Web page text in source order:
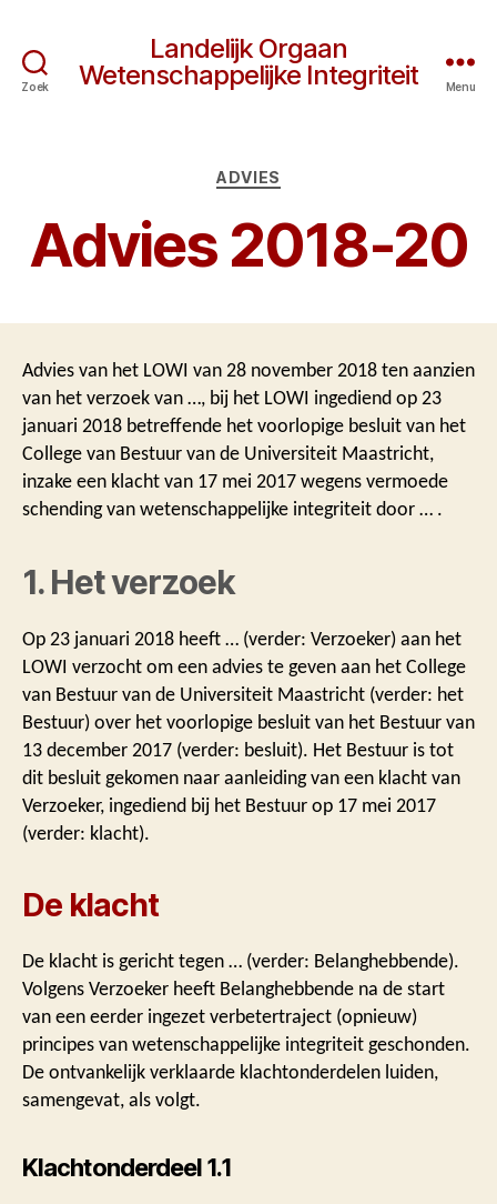
Zoek
Landelijk Orgaan
Wetenschappelijke Integriteit
Menu
Categorieën
ADVIES
Advies 2018-20
Advies van het LOWI van 28 november 2018 ten aanzien
van het verzoek van …, bij het LOWI ingediend op 23
januari 2018 betreffende het voorlopige besluit van het
College van Bestuur van de Universiteit Maastricht,
inzake een klacht van 17 mei 2017 wegens vermoede
schending van wetenschappelijke integriteit door … .
1. Het verzoek
Op 23 januari 2018 heeft … (verder: Verzoeker) aan het
LOWI verzocht om een advies te geven aan het College
van Bestuur van de Universiteit Maastricht (verder: het
Bestuur) over het voorlopige besluit van het Bestuur van
13 december 2017 (verder: besluit). Het Bestuur is tot
dit besluit gekomen naar aanleiding van een klacht van
Verzoeker, ingediend bij het Bestuur op 17 mei 2017
(verder: klacht).
De klacht
De klacht is gericht tegen … (verder: Belanghebbende).
Volgens Verzoeker heeft Belanghebbende na de start
van een eerder ingezet verbetertraject (opnieuw)
principes van wetenschappelijke integriteit geschonden.
De ontvankelijk verklaarde klachtonderdelen luiden,
samengevat, als volgt.
Klachtonderdeel 1.1